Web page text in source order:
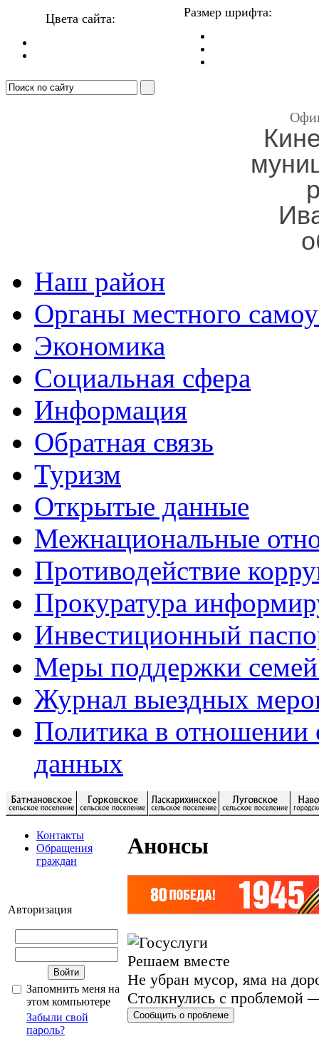
Цвета сайта: Размер шрифта:
Наш район
Органы местного
Экономика
Социальная сфера
Информация
Обратная связь
Туризм
Открытые данные
Межнациональные
Противодействие
Прокуратура
Инвестиционный
Меры поддержки
Журнал выездных
Политика в отношении
данных
Контакты
Обращения
граждан
Авторизация
Запомнить меня на
этом компьютере
Забыли свой
пароль?
Анонсы
Решаем вместе
Не убран мусор, яма на
Столкнулись с проблемой
Сообщить о проблеме